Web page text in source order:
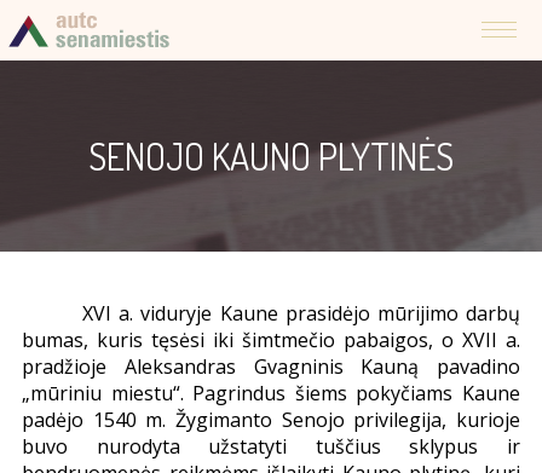
SENOJO KAUNO PLYTINĖS
XVI a. viduryje Kaune prasidėjo mūrijimo darbų
bumas, kuris tęsėsi iki šimtmečio pabaigos, o XVII a.
pradžioje Aleksandras Gvagninis Kauną pavadino
„mūriniu miestu“. Pagrindus šiems pokyčiams Kaune
padėjo 1540 m. Žygimanto Senojo privilegija, kurioje
buvo nurodyta užstatyti tuščius sklypus ir